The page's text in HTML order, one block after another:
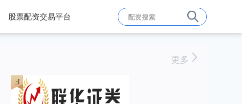
股票配资交易平台
更多